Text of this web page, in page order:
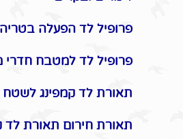
פרופיל לד הפעלה בטריה
פרופיל לד למטבח חדרי
תאורת לד קמפינג לשטח
תאורת חירום תאורת לד